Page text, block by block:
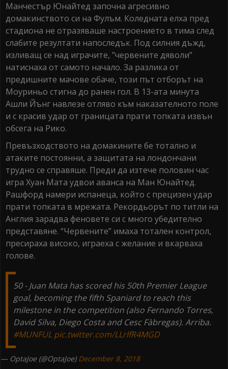
Манчестър Юнайтед започна агресивно
домакинството си на Фулъм. Коледната елха пред
стадиона не отразяваше настроението в тима след
слабите резултати напоследък. Под силния дъжд,
изливащ се над играчите, "червените дяволи"
натиснаха от самото начало. За разлика от
предишните мачове обаче, този път отборът на
Моуриньо стигна до ранен гол. В 13-ата минута
Ашли Йънг навлезе отляво към наказателното поле
и с красив удар от границата прати топката извън
обсега на Рико.
Превъзходството на домакините бе тотално и
атаките постоянни, а защитата на лондончани
трудно се справяше. Преди да изтече половин час
игра Хуан Мата удвои аванса на Ман Юнайтед.
Рашфорд намери испанеца, който с прецизен удар
прати топката в мрежата. Рекордьорът по титли на
Англия зарадва феновете си с много убедително
представяне. “Червените” имаха тотален контрол,
пресираха високо, играеха с желание и вкарваха
голове.
50 - Juan Mata has scored his 50th Premier League
goal, becoming the fifth Spaniard to reach this
milestone in the competition (also Fernando Torres,
David Silva, Diego Costa and Cesc Fàbregas). Arriba.
#MUNFUL pic.twitter.com/LLrlfR4MGD
— OptaJoe (@OptaJoe) December 8, 2018